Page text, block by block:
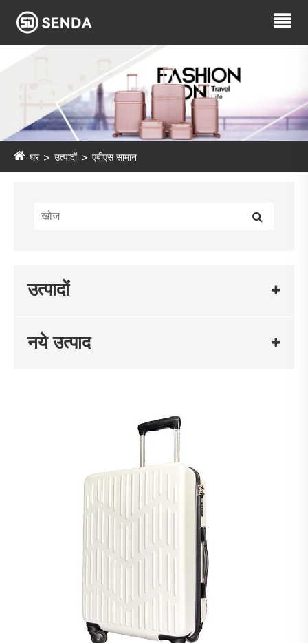
घर उत्पादों एबीएस सामान
उत्पादों
नये उत्पाद